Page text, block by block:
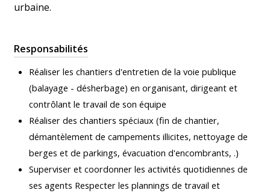
urbaine.
Responsabilités
Réaliser les chantiers d'entretien de la voie publique
(balayage - désherbage) en organisant, dirigeant et
contrôlant le travail de son équipe
Réaliser des chantiers spéciaux (fin de chantier,
démantèlement de campements illicites, nettoyage de
berges et de parkings, évacuation d'encombrants, .)
Superviser et coordonner les activités quotidiennes de
ses agents Respecter les plannings de travail et